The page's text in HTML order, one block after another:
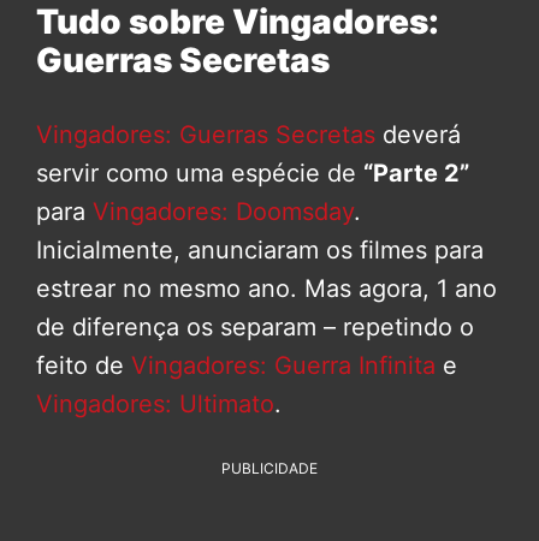
Tudo sobre Vingadores:
Guerras Secretas
Vingadores: Guerras Secretas deverá
servir como uma espécie de “Parte 2”
para Vingadores: Doomsday.
Inicialmente, anunciaram os filmes para
estrear no mesmo ano. Mas agora, 1 ano
de diferença os separam – repetindo o
feito de Vingadores: Guerra Infinita e
Vingadores: Ultimato.
PUBLICIDADE